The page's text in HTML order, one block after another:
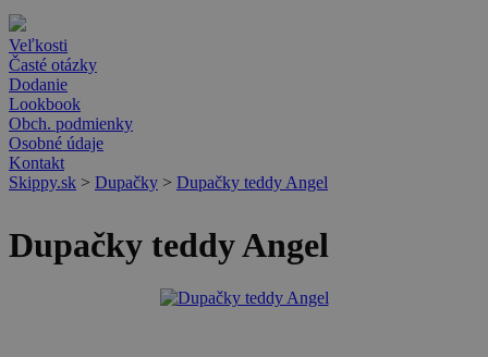
Veľkosti
Časté otázky
Dodanie
Lookbook
Obch. podmienky
Osobné údaje
Kontakt
Skippy.sk > Dupačky > Dupačky teddy Angel
Dupačky teddy Angel